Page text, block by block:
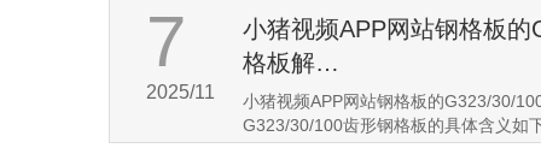
7
2025/11
小猪视频APP网站钢格板
格板解…
小猪视频APP网站钢格板的G323/30/
G323/30/100齿形钢格板的具体含义如